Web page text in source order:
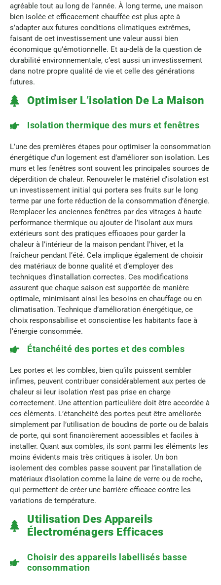
agréable tout au long de l’année. À long terme, une maison
bien isolée et efficacement chauffée est plus apte à
s’adapter aux futures conditions climatiques extrêmes,
faisant de cet investissement une valeur aussi bien
économique qu’émotionnelle. Et au-delà de la question de
durabilité environnementale, c’est aussi un investissement
dans notre propre qualité de vie et celle des générations
futures.
Optimiser L’isolation De La Maison
Isolation thermique des murs et fenêtres
L’une des premières étapes pour optimiser la consommation
énergétique d’un logement est d’améliorer son isolation. Les
murs et les fenêtres sont souvent les principales sources de
déperdition de chaleur. Renouveler le matériel d’isolation est
un investissement initial qui portera ses fruits sur le long
terme par une forte réduction de la consommation d’énergie.
Remplacer les anciennes fenêtres par des vitrages à haute
performance thermique ou ajouter de l’isolant aux murs
extérieurs sont des pratiques efficaces pour garder la
chaleur à l’intérieur de la maison pendant l’hiver, et la
fraîcheur pendant l’été. Cela implique également de choisir
des matériaux de bonne qualité et d’employer des
techniques d’installation correctes. Ces modifications
assurent que chaque saison est supportée de manière
optimale, minimisant ainsi les besoins en chauffage ou en
climatisation. Technique d’amélioration énergétique, ce
choix responsabilise et conscientise les habitants face à
l’énergie consommée.
Étanchéité des portes et des combles
Les portes et les combles, bien qu’ils puissent sembler
infimes, peuvent contribuer considérablement aux pertes de
chaleur si leur isolation n’est pas prise en charge
correctement. Une attention particulière doit être accordée à
ces éléments. L’étanchéité des portes peut être améliorée
simplement par l’utilisation de boudins de porte ou de balais
de porte, qui sont financièrement accessibles et faciles à
installer. Quant aux combles, ils sont parmi les éléments les
moins évidents mais très critiques à isoler. Un bon
isolement des combles passe souvent par l’installation de
matériaux d’isolation comme la laine de verre ou de roche,
qui permettent de créer une barrière efficace contre les
variations de température.
Utilisation Des Appareils
Électroménagers Efficaces
Choisir des appareils labellisés basse
consommation